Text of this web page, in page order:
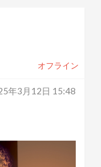
オフライン
年3月12日 15:48